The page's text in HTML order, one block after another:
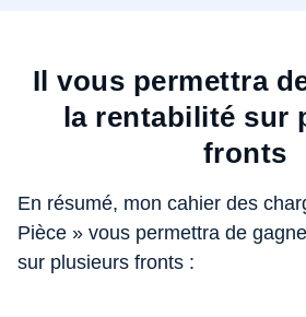
Il vous permettra
la rentabilité sur
fronts
En résumé, mon cahier des
Pièce » vous permettra de
sur plusieurs fronts :